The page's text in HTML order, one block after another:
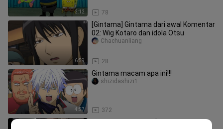
2:12 78
6:59
[Gintama] Gintama dari awal Komentar
02: Wig Kotaro dan idola Otsu
28
Chachuanliang
4:57
Gintama macam apa ini!!!
372
shizidashizi1
Inikah yang disebut “perhatian” dalam